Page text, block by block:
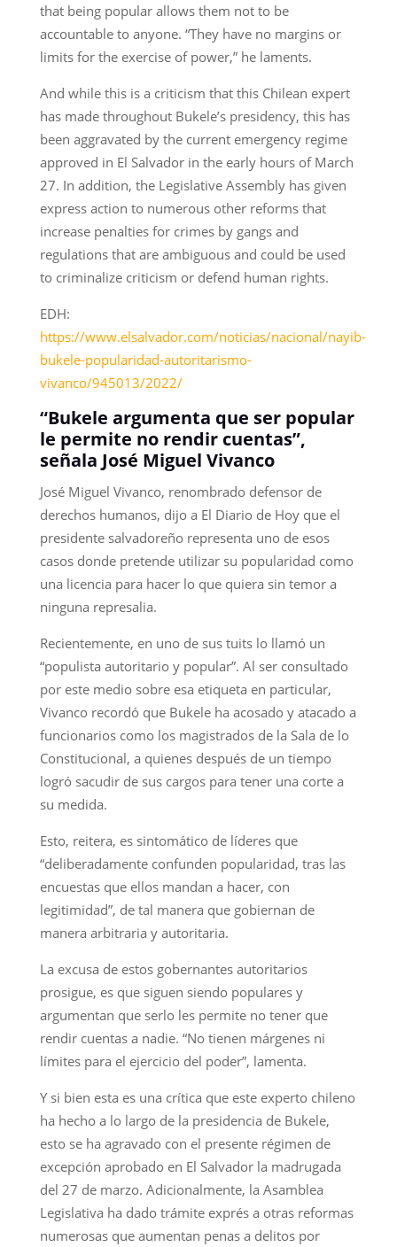
that being popular allows them not to be
accountable to anyone. “They have no margins or
limits for the exercise of power,” he laments.
And while this is a criticism that this Chilean expert
has made throughout Bukele’s presidency, this has
been aggravated by the current emergency regime
approved in El Salvador in the early hours of March
27. In addition, the Legislative Assembly has given
express action to numerous other reforms that
increase penalties for crimes by gangs and
regulations that are ambiguous and could be used
to criminalize criticism or defend human rights.
EDH:
https://www.elsalvador.com/noticias/nacional/nayib-
bukele-popularidad-autoritarismo-
vivanco/945013/2022/
“Bukele argumenta que ser popular
le permite no rendir cuentas”,
señala José Miguel Vivanco
José Miguel Vivanco, renombrado defensor de
derechos humanos, dijo a El Diario de Hoy que el
presidente salvadoreño representa uno de esos
casos donde pretende utilizar su popularidad como
una licencia para hacer lo que quiera sin temor a
ninguna represalia.
Recientemente, en uno de sus tuits lo llamó un
“populista autoritario y popular”. Al ser consultado
por este medio sobre esa etiqueta en particular,
Vivanco recordó que Bukele ha acosado y atacado a
funcionarios como los magistrados de la Sala de lo
Constitucional, a quienes después de un tiempo
logró sacudir de sus cargos para tener una corte a
su medida.
Esto, reitera, es sintomático de líderes que
“deliberadamente confunden popularidad, tras las
encuestas que ellos mandan a hacer, con
legitimidad”, de tal manera que gobiernan de
manera arbitraria y autoritaria.
La excusa de estos gobernantes autoritarios
prosigue, es que siguen siendo populares y
argumentan que serlo les permite no tener que
rendir cuentas a nadie. “No tienen márgenes ni
límites para el ejercicio del poder”, lamenta.
Y si bien esta es una crítica que este experto chileno
ha hecho a lo largo de la presidencia de Bukele,
esto se ha agravado con el presente régimen de
excepción aprobado en El Salvador la madrugada
del 27 de marzo. Adicionalmente, la Asamblea
Legislativa ha dado trámite exprés a otras reformas
numerosas que aumentan penas a delitos por